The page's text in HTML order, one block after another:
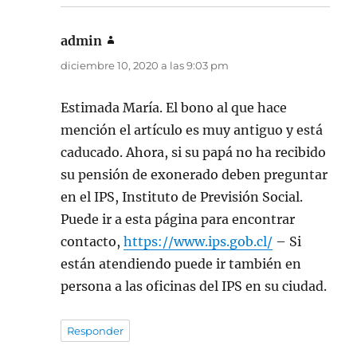
admin
diciembre 10, 2020 a las 9:03 pm
Estimada María. El bono al que hace
mención el artículo es muy antiguo y está
caducado. Ahora, si su papá no ha recibido
su pensión de exonerado deben preguntar
en el IPS, Instituto de Previsión Social.
Puede ir a esta página para encontrar
contacto,https://www.ips.gob.cl/ – Si
están atendiendo puede ir también en
persona a las oficinas del IPS en su ciudad.
Responder